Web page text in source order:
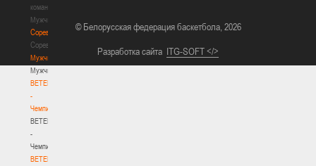
команда.
Мужчины
Соревнования
Соревнования
Мужчины
Мужчины
BETERA
-
Чемпионат
BETERA
-
Чемпионат
BETERA
© Белорусская федерация баскетбола, 2026
Разработка сайта ITG-SOFT </>